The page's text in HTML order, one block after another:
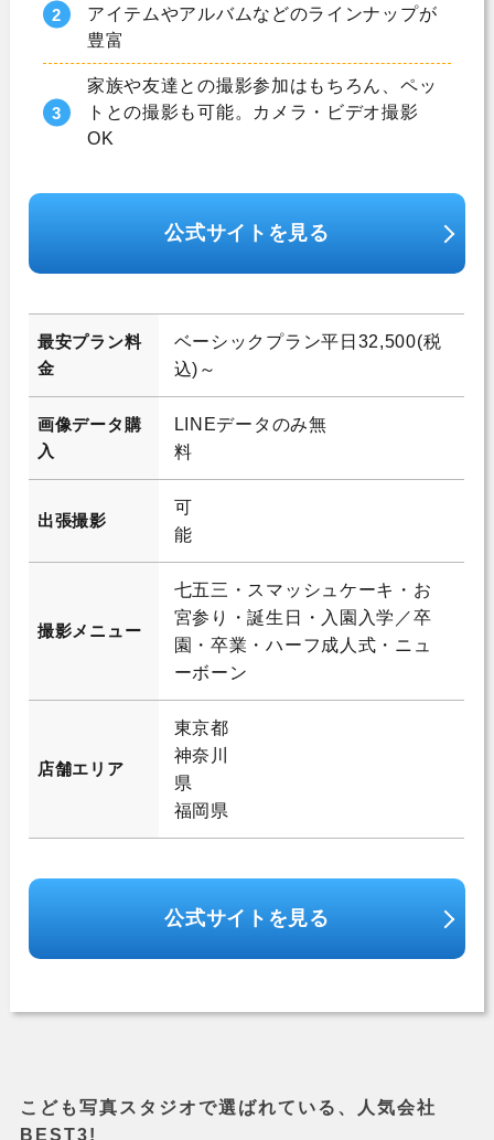
アイテムやアルバムなどのラインナップが
豊富
家族や友達との撮影参加はもちろん、ペッ
トとの撮影も可能。カメラ・ビデオ撮影
OK
公式サイトを見る
最安プラン料
金
ベーシックプラン平日32,500(税
込)～
画像データ購
入
LINEデータのみ無
料
出張撮影
可
能
撮影メニュー
七五三・スマッシュケーキ・お
宮参り・誕生日・入園入学／卒
園・卒業・ハーフ成人式・ニュ
ーボーン
店舗エリア
東京都
神奈川
県
福岡県
公式サイトを見る
こども写真スタジオで選ばれている、人気会社
BEST3!